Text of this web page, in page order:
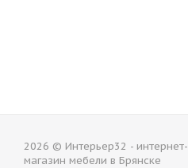
2026 © Интерьер32 - интернет-
магазин мебели в Брянске